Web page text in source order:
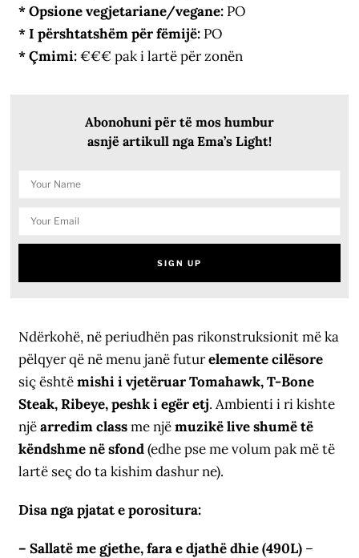
* Opsione vegjetariane/vegane: PO
* I përshtatshëm për fëmijë: PO
* Çmimi:€€€ pak i lartë për zonën
Abonohuni për të mos humbur
asnjë artikull nga Ema’s Light!
Ndërkohë, në periudhën pas rikonstruksionit më ka
pëlqyer që në menu janë futurelemente cilësore
siç ështëmishi i vjetëruar Tomahawk, T-Bone
Steak, Ribeye, peshk i egër etj. Ambienti i ri kishte
njëarredim classme njëmuzikë live shumë të
këndshme në sfond(edhe pse me volum pak më të
lartë seç do ta kishim dashur ne).
Disa nga pjatat e porositura:
– Sallatë me gjethe, fara e djathë dhie (490L) –